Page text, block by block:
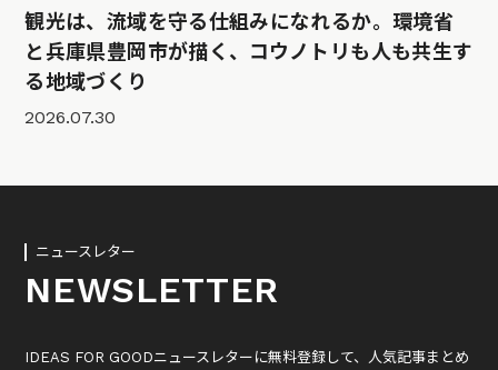
観光は、流域を守る仕組みになれるか。環境省
と兵庫県豊岡市が描く、コウノトリも人も共生す
る地域づくり
2026.07.30
ニュースレター
NEWSLETTER
IDEAS FOR GOODニュースレターに無料登録して、人気記事まとめ